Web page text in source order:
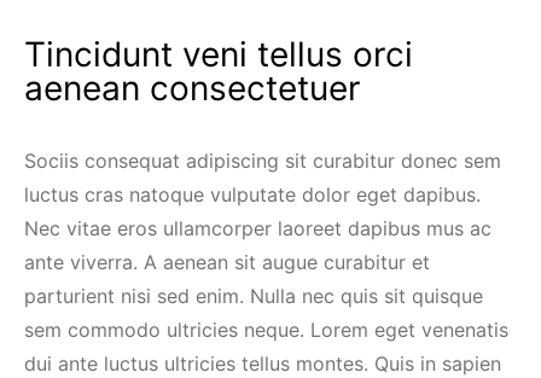
Tincidunt veni tellus orci
aenean consectetuer
Sociis consequat adipiscing sit curabitur donec sem
luctus cras natoque vulputate dolor eget dapibus.
Nec vitae eros ullamcorper laoreet dapibus mus ac
ante viverra. A aenean sit augue curabitur et
parturient nisi sed enim. Nulla nec quis sit quisque
sem commodo ultricies neque. Lorem eget venenatis
dui ante luctus ultricies tellus montes. Quis in sapien